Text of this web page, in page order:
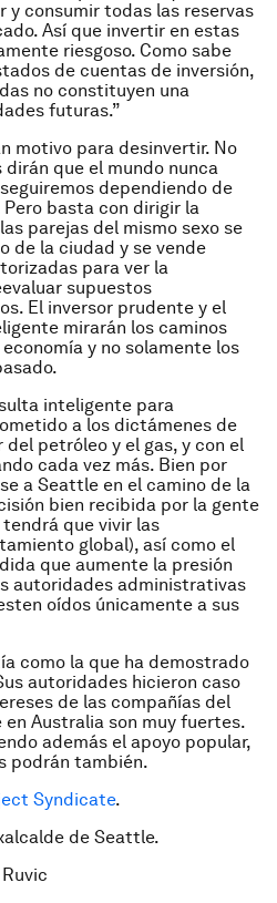
y consumir todas las reservas
Así que invertir en estas
riesgoso. Como sabe
de cuentas de inversión,
no constituyen una
futuras.”
motivo para desinvertir. No
dirán que el mundo nunca
dependiendo de
basta con dirigir la
parejas del mismo sexo se
de la ciudad y se vende
para ver la
supuestos
El inversor prudente y el
mirarán los caminos
y no solamente los
inteligente para
a los dictámenes de
petróleo y el gas, y con el
cada vez más. Bien por
a Seattle en el camino de la
bien recibida por la gente
que vivir las
global), así como el
que aumente la presión
autoridades administrativas
oídos únicamente a sus
como la que ha demostrado
autoridades hicieron caso
de las compañías del
Australia son muy fuertes.
además el apoyo popular,
podrán también.
Syndicate.
de Seattle.